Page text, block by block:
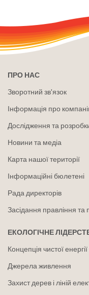
ПРО НАС
Зворотний зв'язок
Інформація про
Дослідження та
Новини та медіа
Карта нашої території
Інформаційні бюлетені
Рада директорів
Засідання правління
ЕКОЛОГІЧНЕ
Концепція чистої
Джерела живлення
Захист дерев і ліній